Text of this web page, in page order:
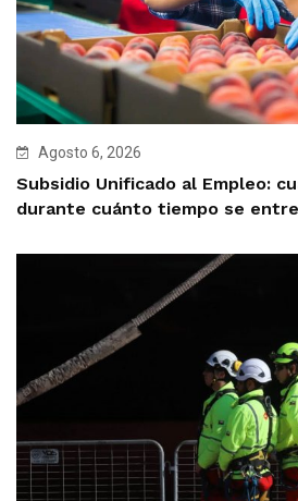
Agosto 6, 2026
Subsidio Unificado al Empleo:
durante cuánto tiempo se